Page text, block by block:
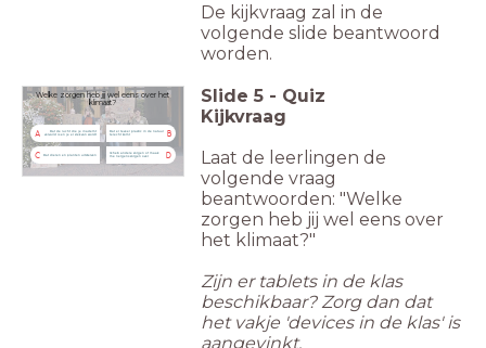
De kijkvraag zal in de
volgende slide beantwoord
worden.
Welke zorgen heb jij wel eens over het
klimaat?
A Dat de lucht die je inademt
vervuild is en je er ziek van wordt B
Dat er teveel plastic in de natuur
terecht komt
C Dat dieren en planten uitsterven D
Ik heb andere zorgen of maak
me nergens zorgen over
Slide 5 - Quiz
Kijkvraag
Laat de leerlingen de
volgende vraag
beantwoorden: "Welke
zorgen heb jij wel eens over
het klimaat?"
Zijn er tablets in de klas
beschikbaar? Zorg dan dat
het vakje 'devices in de klas' is
aangevinkt.